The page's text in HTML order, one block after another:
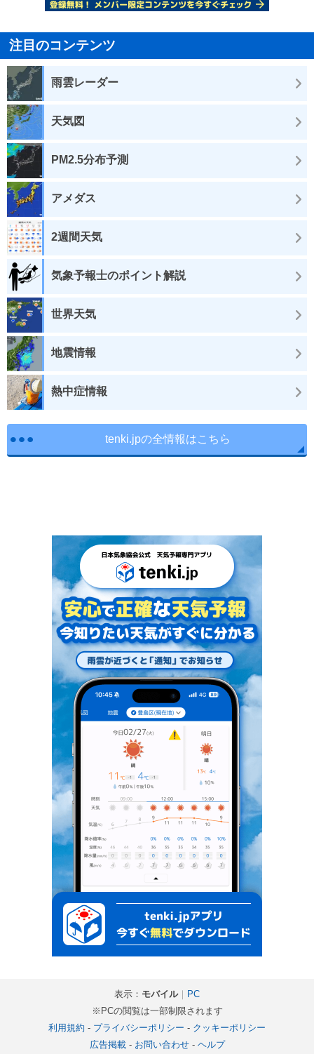
注目のコンテンツ
雨雲レーダー
天気図
PM2.5分布予測
アメダス
2週間天気
気象予報士のポイント解説
世界天気
地震情報
熱中症情報
tenki.jpの全情報はこちら
表示： モバイル｜
PC
※PCの閲覧は一部制限されます
利用規約 - プライバシーポリシー - クッキーポリシー
広告掲載- お問い合わせ- ヘルプ